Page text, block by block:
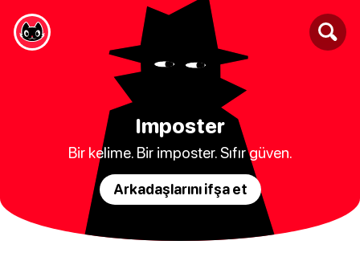
Imposter
Bir kelime. Bir imposter. Sıfır güven.
Arkadaşlarını ifşa et